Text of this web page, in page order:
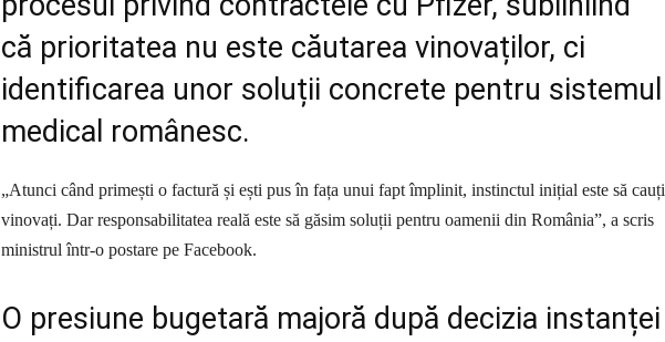
că prioritatea nu este căutarea vinovaților, ci
identificarea unor soluții concrete pentru sistemul
medical românesc.
„Atunci când primești o factură și ești pus în fața unui fapt împlinit, instinctul inițial este să cauți
vinovați. Dar responsabilitatea reală este să găsim soluții pentru oamenii din România”, a scris
ministrul într-o postare pe Facebook.
O presiune bugetară majoră după decizia instanței